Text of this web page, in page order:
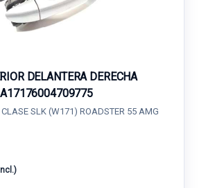
DELANTERA DERECHA
SLK (W171) ROADSTER 55 AMG